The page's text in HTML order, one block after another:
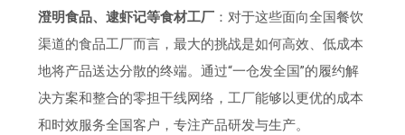
澄明食品、逮虾记等食材工厂 ：对于这些面向全国餐饮
渠道的食品工厂而言，最大的挑战是如何高效、低成本
地将产品送达分散的终端。通过“一仓发全国”的履约解
决方案和整合的零担干线网络，工厂能够以更优的成本
和时效服务全国客户，专注产品研发与生产。